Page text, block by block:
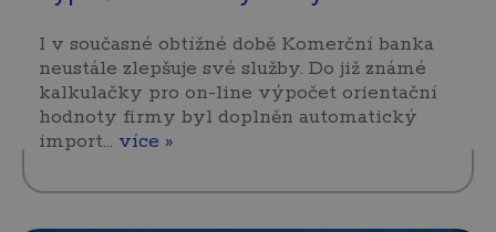
I v současné obtížné době Komerční banka
neustále zlepšuje své služby. Do již známé
kalkulačky pro on-line výpočet orientační
hodnoty firmy byl doplněn automatický
import… více »